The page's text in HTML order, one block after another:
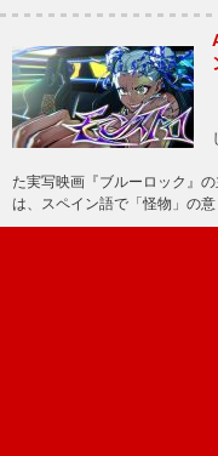
た実写映画『ブルーロック』
は、スペイン語で「怪物」の